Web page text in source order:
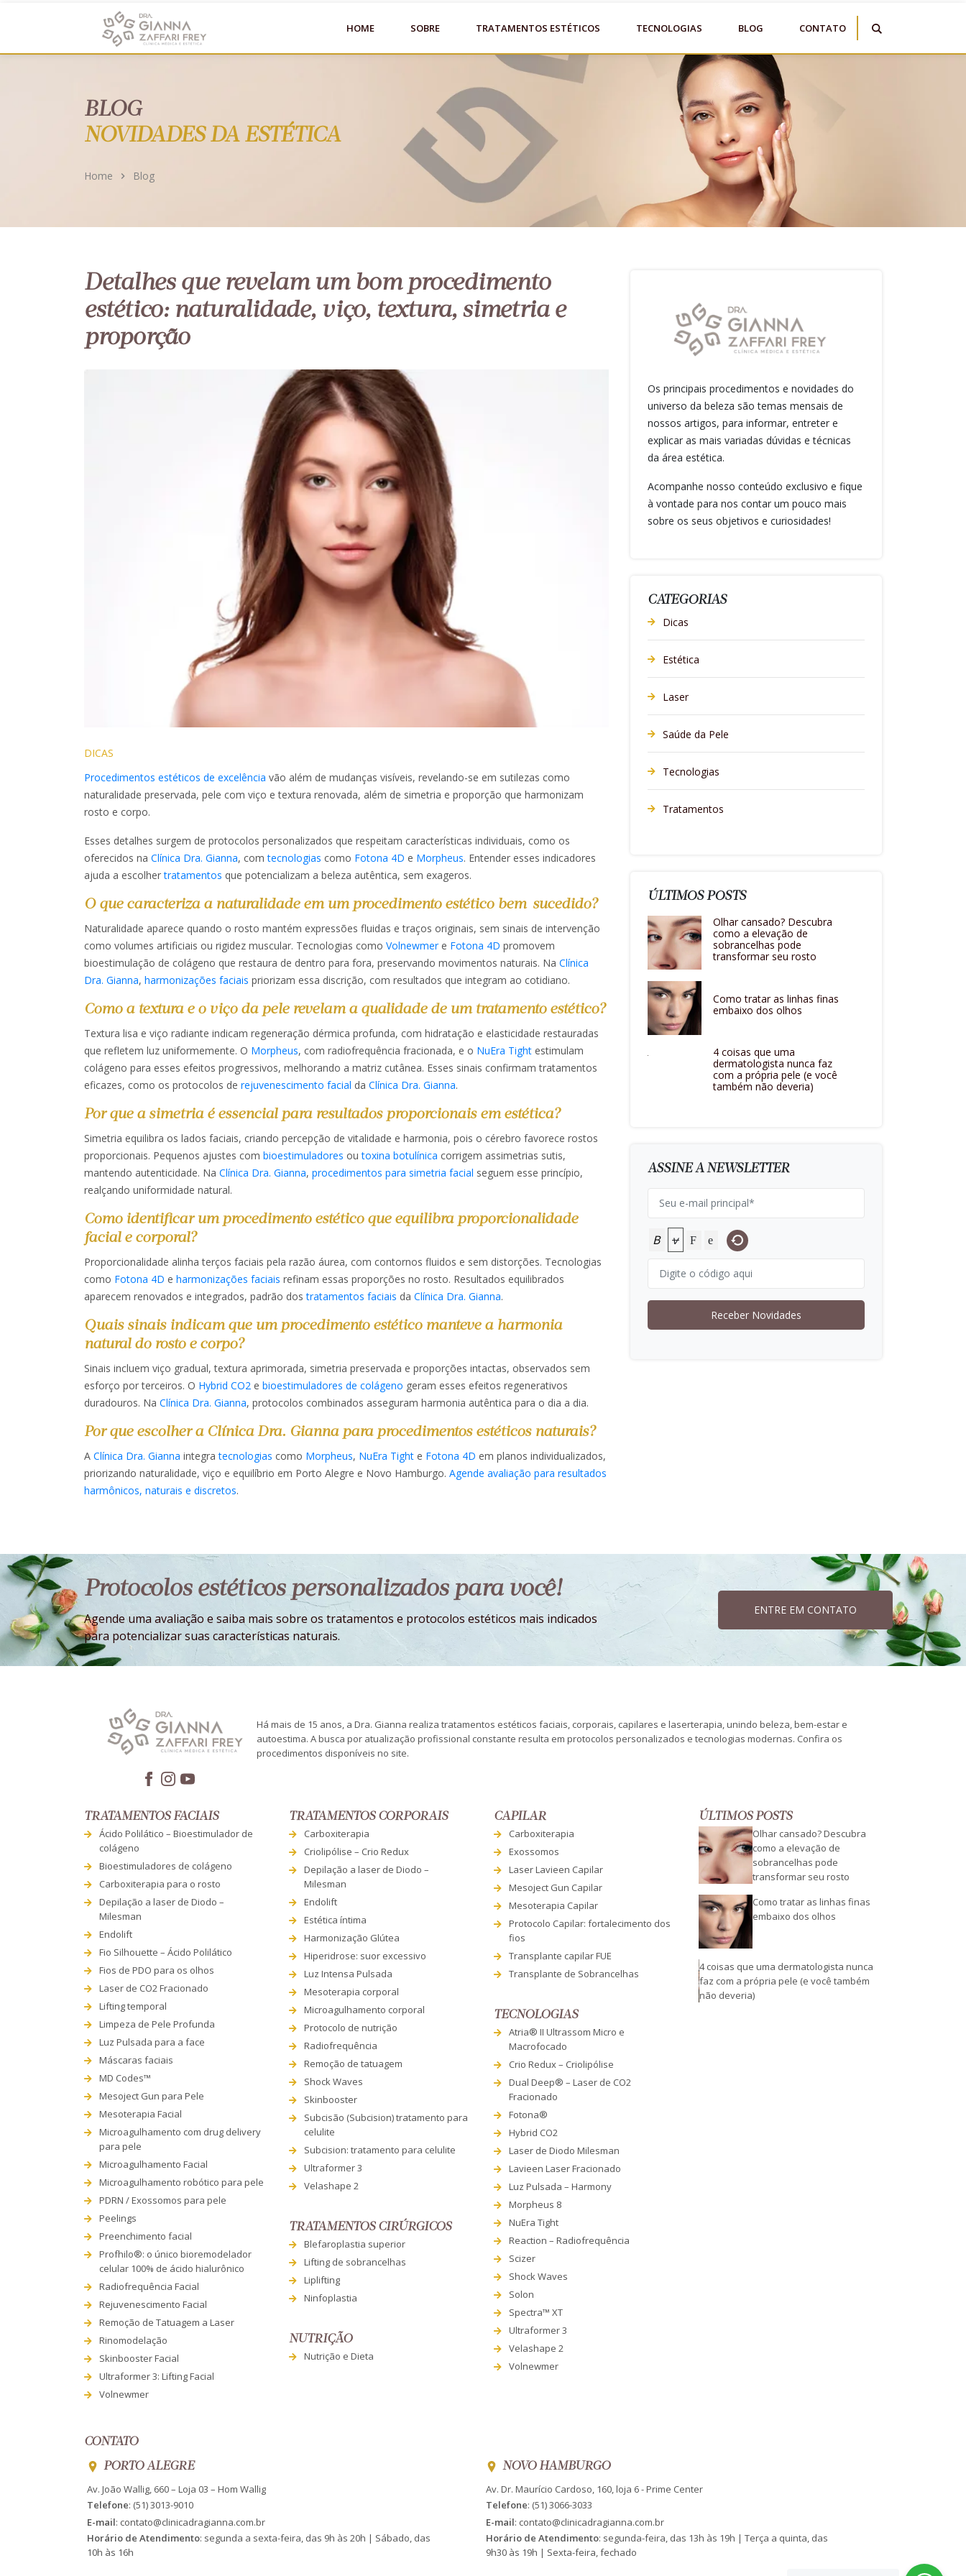
https://clinicadragianna.com.br/
HOME SOBRE TRATAMENTOS ESTÉTICOS TECNOLOGIAS BLOG CONTATO
BLOG
NOVIDADES DA ESTÉTICA
Home Blog
Detalhes que revelam um bom procedimento
estético: naturalidade, viço, textura, simetria e
proporção
DICAS
Procedimentos estéticos de excelência vão além de mudanças visíveis, revelando-se em sutilezas como
naturalidade preservada, pele com viço e textura renovada, além de simetria e proporção que harmonizam
rosto e corpo.
Esses detalhes surgem de protocolos personalizados que respeitam características individuais, como os
oferecidos na Clínica Dra. Gianna, comtecnologias como Fotona 4D e Morpheus. Entender esses indicadores
ajuda a escolhertratamentos que potencializam a beleza autêntica, sem exageros.​​
O que caracteriza a naturalidade em um procedimento estético bem-sucedido?
Naturalidade aparece quando o rosto mantém expressões fluidas e traços originais, sem sinais de intervenção
como volumes artificiais ou rigidez muscular. Tecnologias como Volnewmere Fotona 4D promovem
bioestimulação de colágeno que restaura de dentro para fora, preservando movimentos naturais. Na Clínica
Dra. Gianna, harmonizações faciais priorizam essa discrição, com resultados que integram ao cotidiano.​​
Como a textura e o viço da pele revelam a qualidade de um tratamento estético?
Textura lisa e viço radiante indicam regeneração dérmica profunda, com hidratação e elasticidade restauradas
que refletem luz uniformemente. O Morpheus, com radiofrequência fracionada, e o NuEra Tight estimulam
colágeno para esses efeitos progressivos, melhorando a matriz cutânea. Esses sinais confirmam tratamentos
eficazes, como os protocolos de rejuvenescimento facial da Clínica Dra. Gianna.​​
Por que a simetria é essencial para resultados proporcionais em estética?
Simetria equilibra os lados faciais, criando percepção de vitalidade e harmonia, pois o cérebro favorece rostos
proporcionais. Pequenos ajustes com bioestimuladores outoxina botulínica corrigem assimetrias sutis,
mantendo autenticidade. Na Clínica Dra. Gianna, procedimentos para simetria facial seguem esse princípio,
realçando uniformidade natural.​​
Como identificar um procedimento estético que equilibra proporcionalidade
facial e corporal?
Proporcionalidade alinha terços faciais pela razão áurea, com contornos fluidos e sem distorções. Tecnologias
como Fotona 4D e harmonizações faciais refinam essas proporções no rosto. Resultados equilibrados
aparecem renovados e integrados, padrão dostratamentos faciais da Clínica Dra. Gianna.
Quais sinais indicam que um procedimento estético manteve a harmonia
natural do rosto e corpo?
Sinais incluem viço gradual, textura aprimorada, simetria preservada e proporções intactas, observados sem
esforço por terceiros. O Hybrid CO2 e bioestimuladores de colágeno geram esses efeitos regenerativos
duradouros. Na Clínica Dra. Gianna, protocolos combinados asseguram harmonia autêntica para o dia a dia.​​
Por que escolher a Clínica Dra. Gianna para procedimentos estéticos naturais?
A Clínica Dra. Gianna integratecnologias como Morpheus, NuEra Tight e Fotona 4D em planos individualizados,
priorizando naturalidade, viço e equilíbrio em Porto Alegre e Novo Hamburgo. Agende avaliação para resultados
harmônicos, naturais e discretos.
Os principais procedimentos e novidades do
universo da beleza são temas mensais de
nossos artigos, para informar, entreter e
explicar as mais variadas dúvidas e técnicas
da área estética.
Acompanhe nosso conteúdo exclusivo e fique
à vontade para nos contar um pouco mais
sobre os seus objetivos e curiosidades!
CATEGORIAS
Dicas
Estética
Laser
Saúde da Pele
Tecnologias
Tratamentos
ÚLTIMOS POSTS
Olhar cansado? Descubra
como a elevação de
sobrancelhas pode
transformar seu rosto
Como tratar as linhas finas
embaixo dos olhos
4 coisas que uma
dermatologista nunca faz
com a própria pele (e você
também não deveria)
ASSINE A NEWSLETTER
B v F e
Receber Novidades
Protocolos estéticos personalizados para você!
Agende uma avaliação e saiba mais sobre os tratamentos e protocolos estéticos mais indicados
para potencializar suas características naturais.
ENTRE EM CONTATO
Há mais de 15 anos, a Dra. Gianna realiza tratamentos estéticos faciais, corporais, capilares e laserterapia, unindo beleza, bem-estar e
autoestima. A busca por atualização profissional constante resulta em protocolos personalizados e tecnologias modernas. Confira os
procedimentos disponíveis no site.
TRATAMENTOS FACIAIS
Ácido Polilático – Bioestimulador de
colágeno
Bioestimuladores de colágeno
Carboxiterapia para o rosto
Depilação a laser de Diodo –
Milesman
Endolift
Fio Silhouette – Ácido Polilático
Fios de PDO para os olhos
Laser de CO2 Fracionado
Lifting temporal
Limpeza de Pele Profunda
Luz Pulsada para a face
Máscaras faciais
MD Codes™
Mesoject Gun para Pele
Mesoterapia Facial
Microagulhamento com drug delivery
para pele
Microagulhamento Facial
Microagulhamento robótico para pele
PDRN / Exossomos para pele
Peelings
Preenchimento facial
Profhilo®: o único bioremodelador
celular 100% de ácido hialurônico
Radiofrequência Facial
Rejuvenescimento Facial
Remoção de Tatuagem a Laser
Rinomodelação
Skinbooster Facial
Ultraformer 3: Lifting Facial
Volnewmer
TRATAMENTOS CORPORAIS
Carboxiterapia
Criolipólise – Crio Redux
Depilação a laser de Diodo –
Milesman
Endolift
Estética íntima
Harmonização Glútea
Hiperidrose: suor excessivo
Luz Intensa Pulsada
Mesoterapia corporal
Microagulhamento corporal
Protocolo de nutrição
Radiofrequência
Remoção de tatuagem
Shock Waves
Skinbooster
Subcisão (Subcision) tratamento para
celulite
Subcision: tratamento para celulite
Ultraformer 3
Velashape 2
TRATAMENTOS CIRÚRGICOS
Blefaroplastia superior
Lifting de sobrancelhas
Liplifting
Ninfoplastia
NUTRIÇÃO
Nutrição e Dieta
CAPILAR
Carboxiterapia
Exossomos
Laser Lavieen Capilar
Mesoject Gun Capilar
Mesoterapia Capilar
Protocolo Capilar: fortalecimento dos
fios
Transplante capilar FUE
Transplante de Sobrancelhas
TECNOLOGIAS
Atria® II Ultrassom Micro e
Macrofocado
Crio Redux – Criolipólise
Dual Deep® – Laser de CO2
Fracionado
Fotona®
Hybrid CO2
Laser de Diodo Milesman
Lavieen Laser Fracionado
Luz Pulsada – Harmony
Morpheus 8
NuEra Tight
Reaction – Radiofrequência
Scizer
Shock Waves
Solon
Spectra™ XT
Ultraformer 3
Velashape 2
Volnewmer
ÚLTIMOS POSTS
Olhar cansado? Descubra
como a elevação de
sobrancelhas pode
transformar seu rosto
Como tratar as linhas finas
embaixo dos olhos
4 coisas que uma dermatologista nunca
faz com a própria pele (e você também
não deveria)
CONTATO
PORTO ALEGRE
Av. João Wallig, 660 – Loja 03 – Hom Wallig
Telefone: (51) 3013-9010
E-mail: contato@clinicadragianna.com.br
Horário de Atendimento: segunda a sexta-feira, das 9h às 20h | Sábado, das
10h às 16h
NOVO HAMBURGO
Av. Dr. Maurício Cardoso, 160, loja 6 - Prime Center
Telefone: (51) 3066-3033
E-mail: contato@clinicadragianna.com.br
Horário de Atendimento: segunda-feira, das 13h às 19h | Terça a quinta, das
9h30 às 19h | Sexta-feira, fechado